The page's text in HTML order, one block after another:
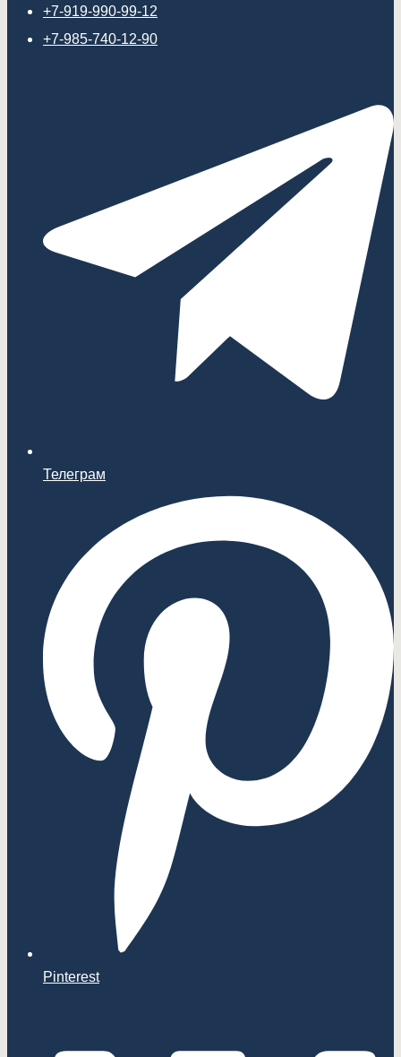
+7-919-990-99-12
+7-985-740-12-90
Телеграм
Pinterest